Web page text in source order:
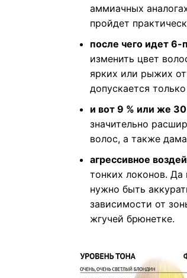
аммиачных
пройдет
после чего идет
изменить цвет
ярких или рыжих
допускается
и вот 9 % или же
значительно
волос, а также
агрессивное
тонких локонов.
нужно быть
зависимости от
жгучей брюнетке.